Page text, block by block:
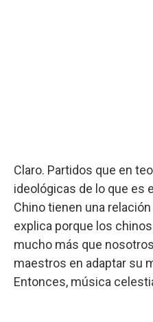
Claro. Partidos que en
ideológicas de lo que es
Chino tienen una
explica porque los
mucho más que
maestros en adaptar su
Entonces, música